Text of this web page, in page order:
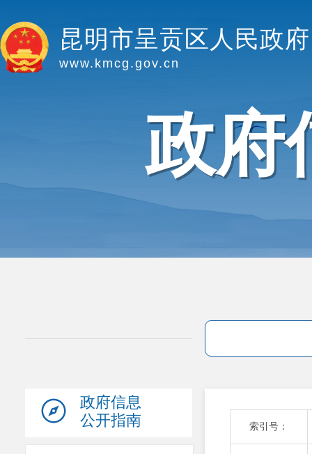
昆明市呈贡区人民政府
www.kmcg.gov.cn
政府
政府信息
公开指南
索引号：